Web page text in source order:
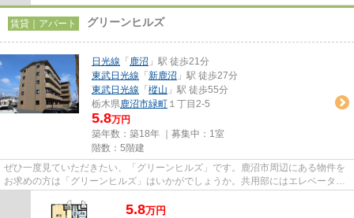
賃貸｜アパート グリーンヒルズ
日光線 「 鹿沼 」駅 徒歩21分
東武日光線 「 新鹿沼 」駅 徒歩27分
東武日光線 「 樅山 」駅 徒歩55分
栃木県鹿沼市緑町 １丁目2-5
5.8万円
築年数：築18年 ｜募集中： 1室
階数：5階建
ぜひ一度見ていただきたい、「グリーンヒルズ」です。鹿沼市周辺にある物件を
お求めの方は「グリーンヒルズ」はいかがでしょうか。共用部にはエレベータ・
5.8万円